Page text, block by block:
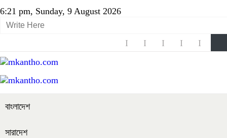
6:21 pm, Sunday, 9 August 2026
বাংলাদেশ
সারাদেশ